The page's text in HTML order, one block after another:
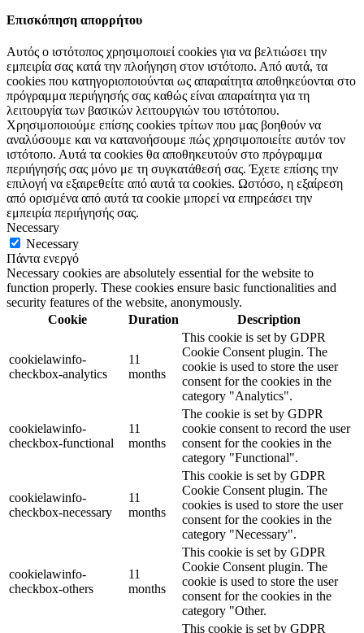
Επισκόπηση απορρήτου
Αυτός ο ιστότοπος χρησιμοποιεί cookies για να βελτιώσει την
εμπειρία σας κατά την πλοήγηση στον ιστότοπο. Από αυτά, τα
cookies που κατηγοριοποιούνται ως απαραίτητα αποθηκεύονται στο
πρόγραμμα περιήγησής σας καθώς είναι απαραίτητα για τη
λειτουργία των βασικών λειτουργιών του ιστότοπου.
Χρησιμοποιούμε επίσης cookies τρίτων που μας βοηθούν να
αναλύσουμε και να κατανοήσουμε πώς χρησιμοποιείτε αυτόν τον
ιστότοπο. Αυτά τα cookies θα αποθηκευτούν στο πρόγραμμα
περιήγησής σας μόνο με τη συγκατάθεσή σας. Έχετε επίσης την
επιλογή να εξαιρεθείτε από αυτά τα cookies. Ωστόσο, η εξαίρεση
από ορισμένα από αυτά τα cookie μπορεί να επηρεάσει την
εμπειρία περιήγησής σας.
Necessary
Necessary
Πάντα ενεργό
Necessary cookies are absolutely essential for the website to
function properly. These cookies ensure basic functionalities and
security features of the website, anonymously.
Cookie
Duration Description
cookielawinfo-
checkbox-analytics
11
months
This cookie is set by GDPR
Cookie Consent plugin. The
cookie is used to store the user
consent for the cookies in the
category "Analytics".
cookielawinfo-
checkbox-functional
11
months
The cookie is set by GDPR
cookie consent to record the user
consent for the cookies in the
category "Functional".
cookielawinfo-
checkbox-necessary
11
months
This cookie is set by GDPR
Cookie Consent plugin. The
cookies is used to store the user
consent for the cookies in the
category "Necessary".
cookielawinfo-
checkbox-others
11
months
This cookie is set by GDPR
Cookie Consent plugin. The
cookie is used to store the user
consent for the cookies in the
category "Other.
This cookie is set by GDPR